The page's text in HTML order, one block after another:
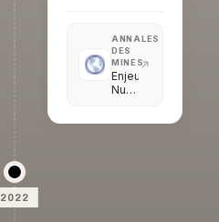
ANNALES
DES
MINES
Enjeux
Numériques
2022